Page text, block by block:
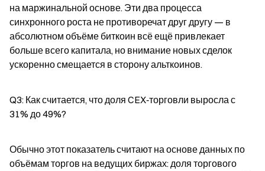
на маржинальной основе. Эти два процесса
синхронного роста не противоречат друг другу — в
абсолютном объёме биткоин всё ещё привлекает
больше всего капитала, но внимание новых сделок
ускоренно смещается в сторону альткоинов.
Q3: Как считается, что доля CEX‑торговли выросла с
31% до 49%?
Обычно этот показатель считают на основе данных по
объёмам торгов на ведущих биржах: доля торгового